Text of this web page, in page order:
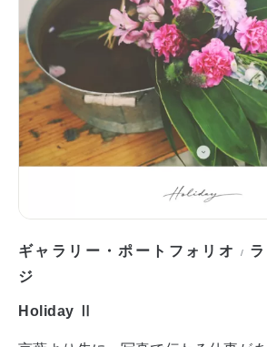
ギャラリー・ポートフォリオ /
ジ
Holiday Ⅱ